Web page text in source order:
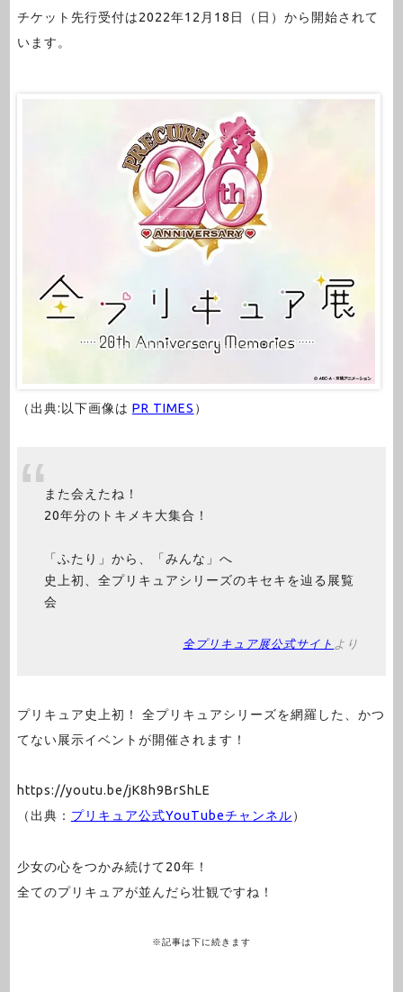
チケット先行受付は2022年12月18日（日）から開始されて
います。
（出典:以下画像は PR TIMES ）
また会えたね！
20年分のトキメキ大集合！
「ふたり」から、「みんな」へ
史上初、全プリキュアシリーズのキセキを辿る展覧
会
全プリキュア展公式サイト より
プリキュア史上初！ 全プリキュアシリーズを網羅した、かつ
てない展示イベントが開催されます！
https://youtu.be/jK8h9BrShLE
（出典： プリキュア公式YouTubeチャンネル）
少女の心をつかみ続けて20年！
全てのプリキュアが並んだら壮観ですね！
※記事は下に続きます